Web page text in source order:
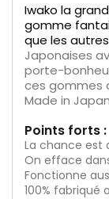
Iwako la
gomme
que les
Japonaises
porte-
ces gommes
Made in Japan
Points forts :
La chance est
On efface
Fonctionne
100% fabriqué